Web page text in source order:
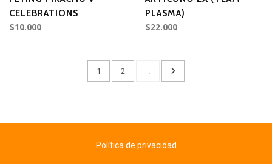
CELEBRATIONS
$10.000
PLASMA)
$22.000
1 2 ...
Política de privacidad